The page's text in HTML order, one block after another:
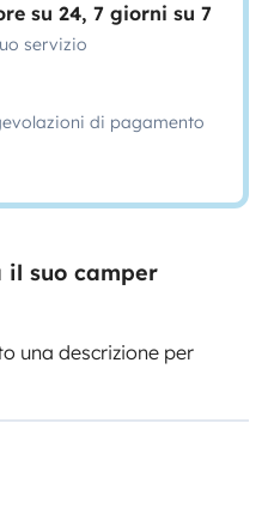
su 24, 7 giorni su 7
servizio
di pagamento
il suo camper
una descrizione per